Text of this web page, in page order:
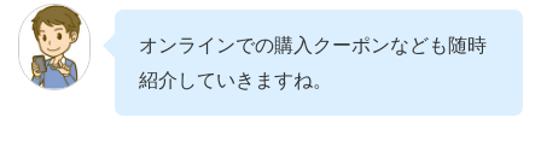
オンラインでの購入クーポンなども随時
紹介していきますね。